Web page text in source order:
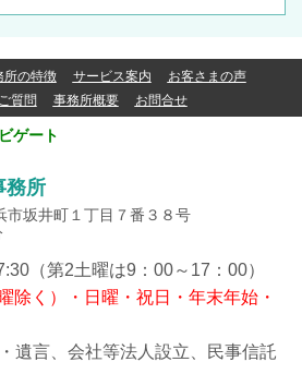
所の特徴 サービス案内
お客さまの声
質問
事務所概要 お問合せ
ゲート
所
市坂井町１丁目７番３８号
（第2土曜は9：00～17：00）
除く）・日曜・祝日・年末年始・
遺言、会社等法人設立、民事信託